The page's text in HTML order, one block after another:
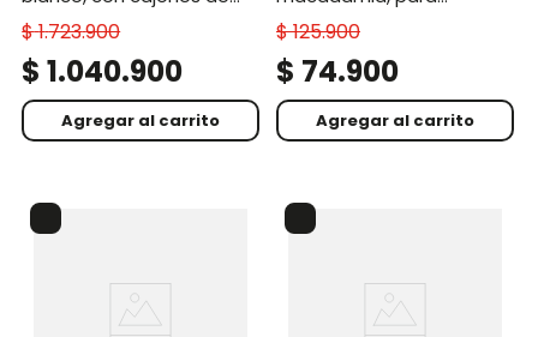
gran capacidad para su
almacenamiento
$1.723.900
$ 1.040.900
Agregar al carrito
multiples fines y color
moderno
$125.900
$ 74.900
Agregar al carrito